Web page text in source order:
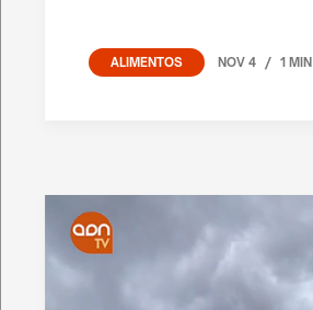
ALIMENTOS NOV 4 / 1 MIN